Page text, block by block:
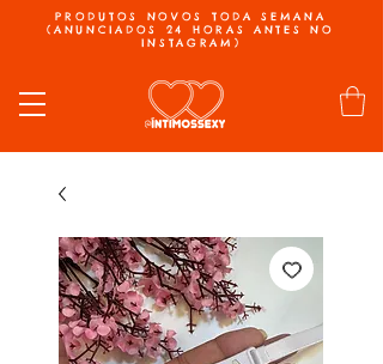
PRODUTOS NOVOS TODA SEMANA
(ANUNCIADOS 24 HORAS ANTES NO
INSTAGRAM)